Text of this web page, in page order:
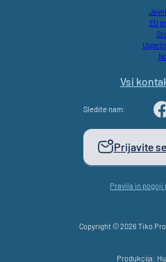
EU
Vsi
Sledite nam:
Prijavite
Copyright © 2026 Tiko
Pravila in pogoji
Produkcija: